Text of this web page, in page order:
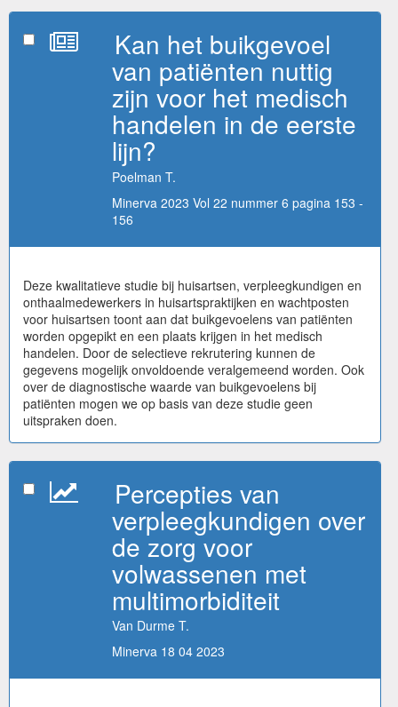
Kan het buikgevoel
van patiënten nuttig
zijn voor het medisch
handelen in de eerste
lijn?
Poelman T.
Minerva 2023 Vol 22 nummer 6 pagina 153 -
156
Deze kwalitatieve studie bij huisartsen, verpleegkundigen en
onthaalmedewerkers in huisartspraktijken en wachtposten
voor huisartsen toont aan dat buikgevoelens van patiënten
worden opgepikt en een plaats krijgen in het medisch
handelen. Door de selectieve rekrutering kunnen de
gegevens mogelijk onvoldoende veralgemeend worden. Ook
over de diagnostische waarde van buikgevoelens bij
patiënten mogen we op basis van deze studie geen
uitspraken doen.
Percepties van
verpleegkundigen over
de zorg voor
volwassenen met
multimorbiditeit
Van Durme T.
Minerva 18 04 2023